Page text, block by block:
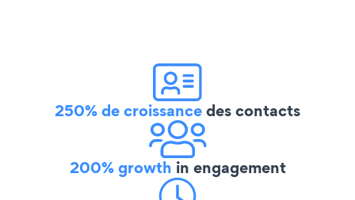
250% de croissancedes contacts
200% growth in engagement